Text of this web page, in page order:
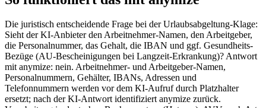
Die juristisch entscheidende Frage bei der Urlaubsabgeltung-Klage:
Sieht der KI-Anbieter den Arbeitnehmer-Namen, den Arbeitgeber,
die Personalnummer, das Gehalt, die IBAN und ggf. Gesundheits-
Bezüge (AU-Bescheinigungen bei Langzeit-Erkrankung)? Antwort
mit anymize: nein. Arbeitnehmer- und Arbeitgeber-Namen,
Personalnummern, Gehälter, IBANs, Adressen und
Telefonnummern werden vor dem KI-Aufruf durch Platzhalter
ersetzt; nach der KI-Antwort identifiziert anymize zurück.